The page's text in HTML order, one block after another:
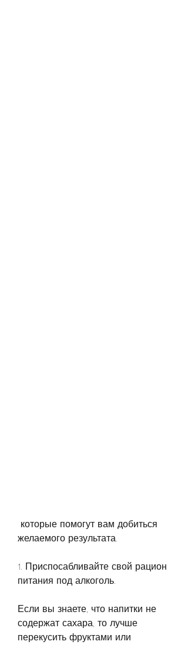
желаемого результата.
1. Приспосабливайте свой рацион
питания под алкоголь.
Если вы знаете, что напитки не
содержат сахара, то лучше
перекусить фруктами или